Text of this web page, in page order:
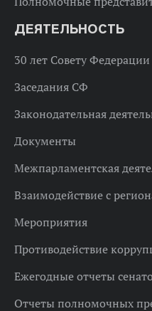
ДЕЯТЕЛЬНОСТЬ
30 лет Совету Федерации
Заседания СФ
Законодательная
Документы
Межпарламентская
Взаимодействие с
Мероприятия
Противодействие
Ежегодные отчеты
Отчеты полномочных